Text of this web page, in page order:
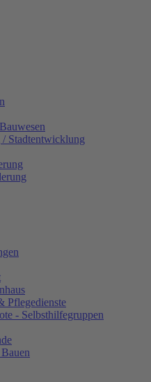
/ Stadtentwicklung
Pflegedienste
- Selbsthilfegruppen